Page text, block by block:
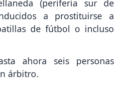
(periferia sur de
a prostituirse a
de fútbol o incluso
ahora seis personas
árbitro.